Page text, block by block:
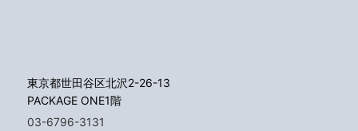
東京都世田谷区北沢2-26-13
PACKAGE ONE1階
03-6796-3131